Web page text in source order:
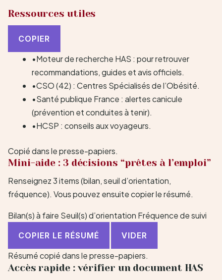
Ressources utiles
COPIER
•Moteur de recherche HAS : pour retrouver
recommandations, guides et avis officiels.
•CSO(42) : Centres Spécialisés de l’Obésité.
•Santé publique France : alertes canicule
(prévention et conduites à tenir).
•HCSP : conseils aux voyageurs.
Copié dans le presse-papiers.
Mini-aide : 3 décisions “prêtes à l’emploi”
Renseignez 3 items (bilan, seuil d’orientation,
fréquence). Vous pouvez ensuite copier le résumé.
Bilan(s) à faire Seuil(s) d’orientation Fréquence de suivi
COPIER LE RÉSUMÉ VIDER
Résumé copié dans le presse-papiers.
Accès rapide : vérifier un document HAS